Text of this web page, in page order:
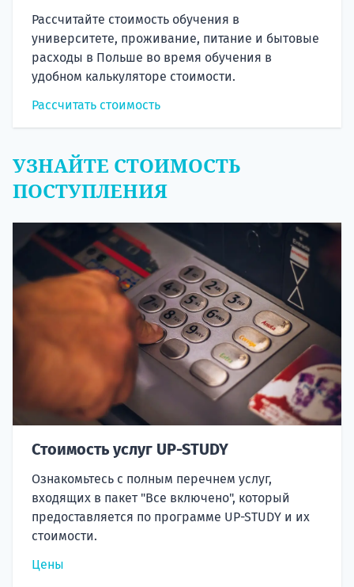
Рассчитайте стоимость обучения в
университете, проживание, питание и бытовые
расходы в Польше во время обучения в
удобном калькуляторе стоимости.
Рассчитать стоимость
УЗНАЙТЕ СТОИМОСТЬ
ПОСТУПЛЕНИЯ
Стоимость услуг UP-STUDY
Ознакомьтесь с полным перечнем услуг,
входящих в пакет "Все включено", который
предоставляется по программе UP-STUDY и их
стоимости.
Цены